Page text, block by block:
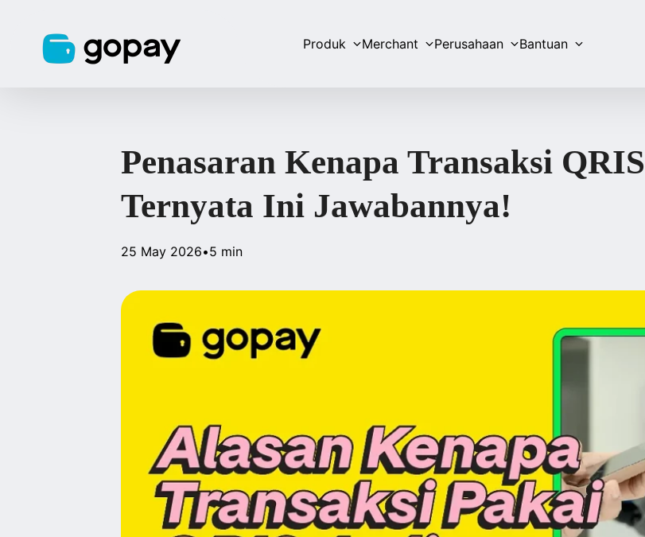
Produk Merchant Perusahaan Bantuan
Penasaran Kenapa Transaksi
Ternyata Ini Jawabannya!
25 May 2026•5 min